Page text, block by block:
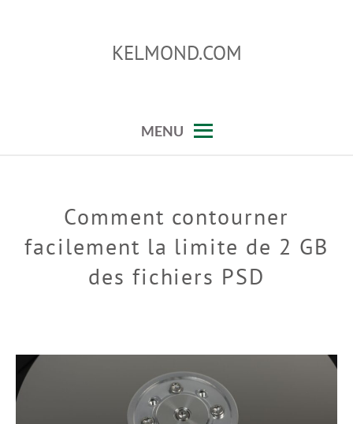
KELMOND.COM
MENU
Comment contourner
facilement la limite de 2 GB
des fichiers PSD